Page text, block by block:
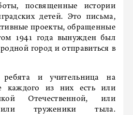
посвященные истории
детей. Это письма,
проекты, обращенные
1941 года вынужден был
город и отправиться в
ребята и учительница на
каждого из них есть или
Отечественной, или
или труженики тыла.